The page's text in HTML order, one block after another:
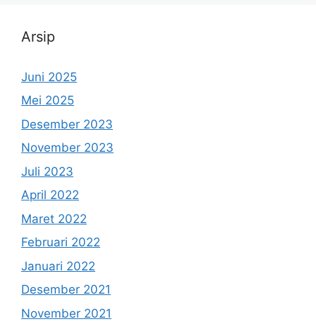
Arsip
Juni 2025
Mei 2025
Desember 2023
November 2023
Juli 2023
April 2022
Maret 2022
Februari 2022
Januari 2022
Desember 2021
November 2021